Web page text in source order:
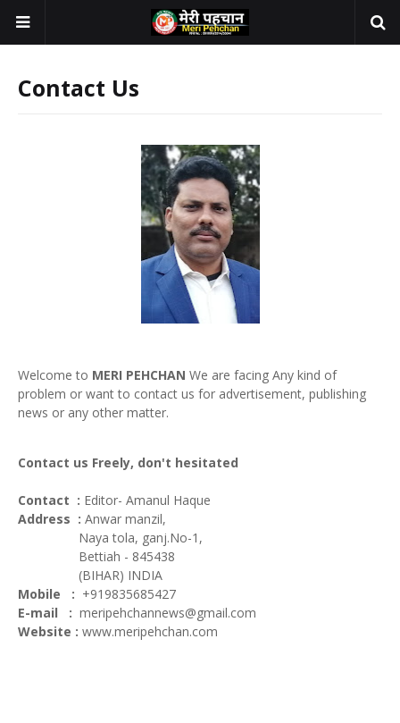
Contact Us
Welcome to MERI PEHCHAN We are facing Any kind of
problem or want to contact us for advertisement, publishing
news or any other matter.
Contact us Freely, don't hesitated
Contact : Editor- Amanul Haque
Address : Anwar manzil,
Naya tola, ganj.No-1,
Bettiah - 845438
(BIHAR) INDIA
Mobile : +919835685427
E-mail : meripehchannews@gmail.com
Website : www.meripehchan.com